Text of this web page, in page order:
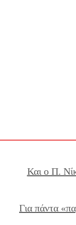
Και ο Π.
Για πάντα